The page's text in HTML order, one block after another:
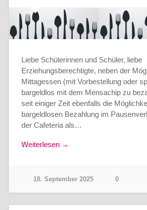
Liebe Schülerinnen und Schüler, liebe
Erziehungsberechtigte, neben der
Mittagessen (mit Vorbestellung oder
bargeldlos mit dem Mensachip zu
seit einiger Zeit ebenfalls die
bargeldlosen Bezahlung im
der Cafeteria als…
Weiterlesen →
18. September 2025 0